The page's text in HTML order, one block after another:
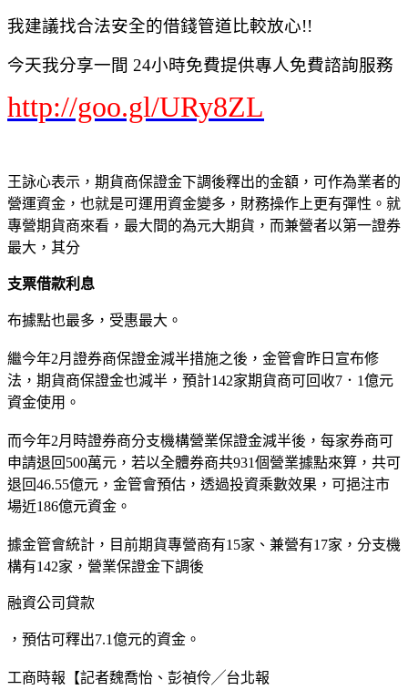
我建議找合法安全的借錢管道比較放心!!
今天我分享一間 24小時免費提供專人免費諮詢服務
http://goo.gl/URy8ZL
王詠心表示，期貨商保證金下調後釋出的金額，可作為業者的
營運資金，也就是可運用資金變多，財務操作上更有彈性。就
專營期貨商來看，最大間的為元大期貨，而兼營者以第一證券
最大，其分
支票借款利息
布據點也最多，受惠最大。
繼今年2月證券商保證金減半措施之後，金管會昨日宣布修
法，期貨商保證金也減半，預計142家期貨商可回收7．1億元
資金使用。
而今年2月時證券商分支機構營業保證金減半後，每家券商可
申請退回500萬元，若以全體券商共931個營業據點來算，共可
退回46.55億元，金管會預估，透過投資乘數效果，可挹注市
場近186億元資金。
據金管會統計，目前期貨專營商有15家、兼營有17家，分支機
構有142家，營業保證金下調後
融資公司貸款
，預估可釋出7.1億元的資金。
工商時報【記者魏喬怡、彭禎伶╱台北報